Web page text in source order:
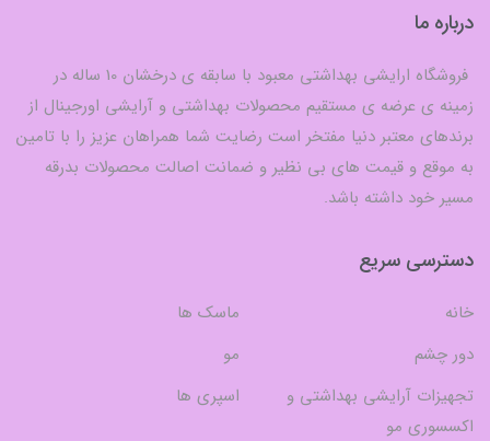
درباره ما
فروشگاه ارایشی بهداشتی معبود با سابقه ی درخشان 10 ساله در
زمینه ی عرضه ی مستقیم محصولات بهداشتی و آرایشی اورجینال از
برندهای معتبر دنیا مفتخر است رضایت شما همراهان عزیز را با تامین
به موقع و قیمت های بی نظیر و ضمانت اصالت محصولات بدرقه
مسیر خود داشته باشد.
دسترسی سریع
خانه
ماسک ها
دور چشم
مو
تجهیزات آرایشی بهداشتی و
اکسسوری مو
اسپری ها